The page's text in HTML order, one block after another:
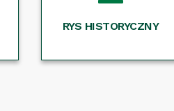
RYS HISTORYCZNY